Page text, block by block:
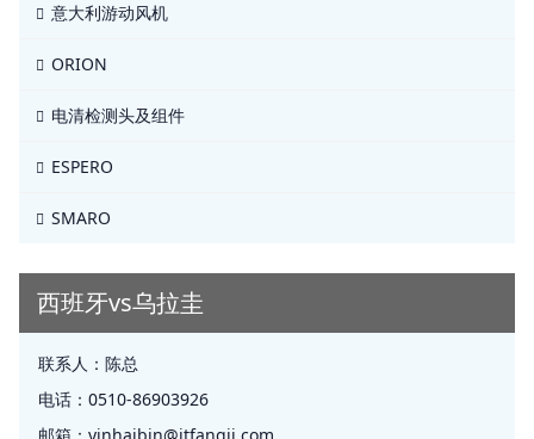
意大利游动风机
ORION
电清检测头及组件
ESPERO
SMARO
西班牙vs乌拉圭
联系人： 陈总
电话： 0510-86903926